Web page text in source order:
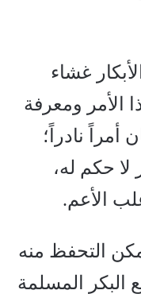
غشاء
الأمر ومعرفة
أمراً نادراً؛
لا حكم له،
الأعم.
التحفظ منه
البكر المسلمة